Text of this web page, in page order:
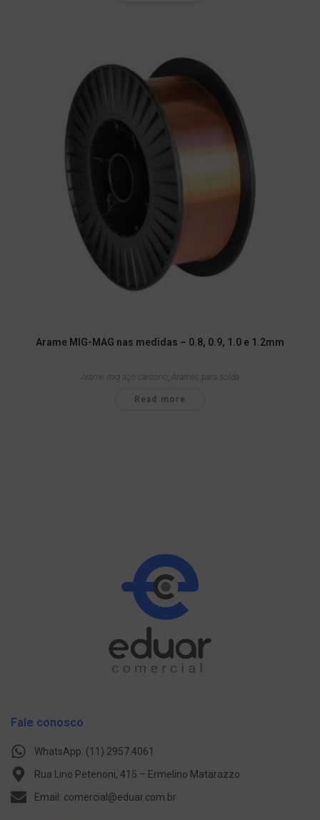
Arame MIG-MAG nas medidas – 0.8, 0.9, 1.0 e 1.2mm
Arame mig aço carbono, Arames para solda
Read more
Fale conosco
WhatsApp: (11) 2957.4061
Rua Lino Petenoni, 415 – Ermelino Matarazzo
Email: comercial@eduar.com.br